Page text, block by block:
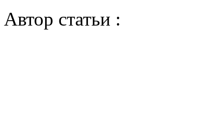
Автор статьи :